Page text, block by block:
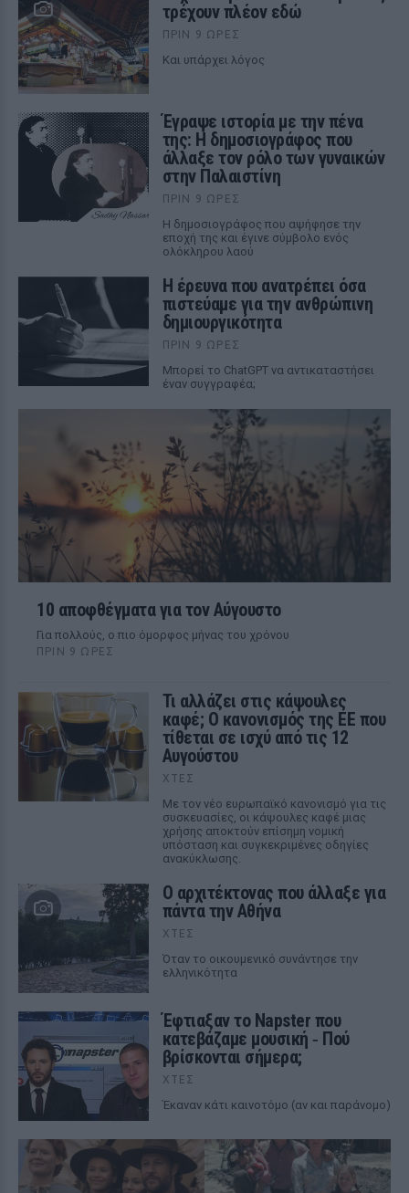
τρέχουν πλέον εδώ
ΠΡΙΝ 9 ΏΡΕΣ
Και υπάρχει λόγος
Έγραψε ιστορία με την πένα
της: Η δημοσιογράφος που
άλλαξε τον ρόλο των γυναικών
στην Παλαιστίνη
ΠΡΙΝ 9 ΏΡΕΣ
Η δημοσιογράφος που αψήφησε την
εποχή της και έγινε σύμβολο ενός
ολόκληρου λαού
Η έρευνα που ανατρέπει όσα
πιστεύαμε για την ανθρώπινη
δημιουργικότητα
ΠΡΙΝ 9 ΏΡΕΣ
Mπορεί το ChatGPT να αντικαταστήσει
έναν συγγραφέα;
10 αποφθέγματα για τον Αύγουστο
Για πολλούς, ο πιο όμορφος μήνας του χρόνου
ΠΡΙΝ 9 ΏΡΕΣ
Τι αλλάζει στις κάψουλες
καφέ; Ο κανονισμός της ΕΕ που
τίθεται σε ισχύ από τις 12
Αυγούστου
ΧΤΕΣ
Με τον νέο ευρωπαϊκό κανονισμό για τις
συσκευασίες, οι κάψουλες καφέ μιας
χρήσης αποκτούν επίσημη νομική
υπόσταση και συγκεκριμένες οδηγίες
ανακύκλωσης.
Ο αρχιτέκτονας που άλλαξε για
πάντα την Αθήνα
ΧΤΕΣ
Όταν το οικουμενικό συνάντησε την
ελληνικότητα
Έφτιαξαν το Napster που
κατεβάζαμε μουσική ‑ Πού
βρίσκονται σήμερα;
ΧΤΕΣ
Έκαναν κάτι καινοτόμο (αν και παράνομο)